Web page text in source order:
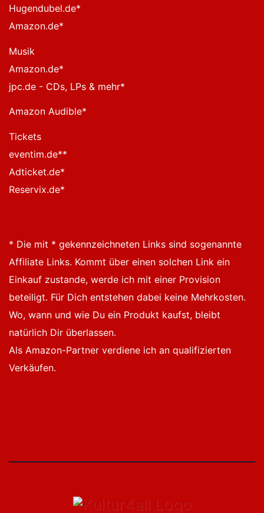
Hugendubel.de*
Amazon.de*
Musik
Amazon.de*
jpc.de - CDs, LPs & mehr*
Amazon Audible*
Tickets
eventim.de**
Adticket.de*
Reservix.de*
* Die mit * gekennzeichneten Links sind sogenannte
Affiliate Links. Kommt über einen solchen Link ein
Einkauf zustande, werde ich mit einer Provision
beteiligt. Für Dich entstehen dabei keine Mehrkosten.
Wo, wann und wie Du ein Produkt kaufst, bleibt
natürlich Dir überlassen.
Als Amazon-Partner verdiene ich an qualifizierten
Verkäufen.